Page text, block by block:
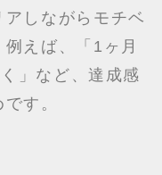
しながらモチベ
えば、「1ヶ月
」など、達成感
す。